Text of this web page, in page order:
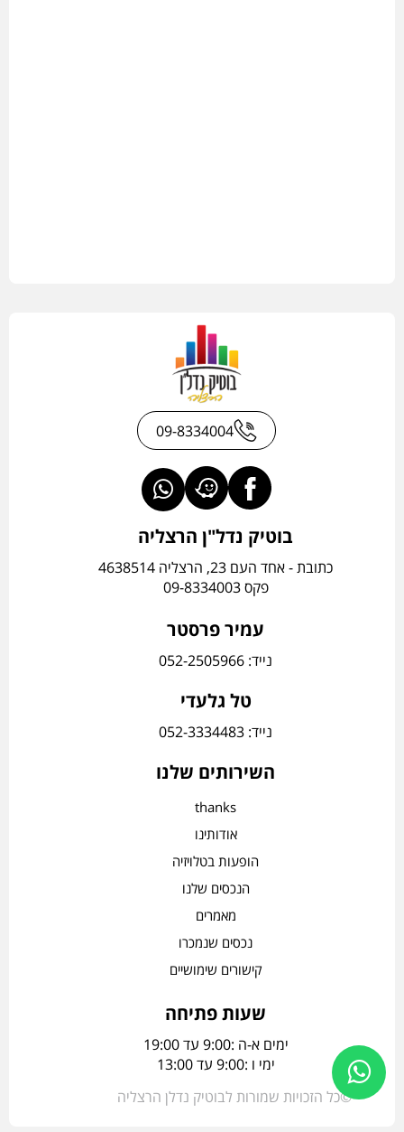
09-8334004
בוטיק נדל"ן הרצליה
כתובת - אחד העם 23, הרצליה 4638514
פקס 09-8334003
עמיר פרסטר
נייד: 052-2505966
טל גלעדי
נייד: 052-3334483
השירותים שלנו
thanks
אודותינו
הופעות בטלויזיה
הנכסים שלנו
מאמרים
נכסים שנמכרו
קישורים שימושיים
שעות פתיחה
ימים א-ה :9:00 עד 19:00
ימי ו :9:00 עד 13:00
©כל הזכויות שמורות לבוטיק נדלן הרצליה